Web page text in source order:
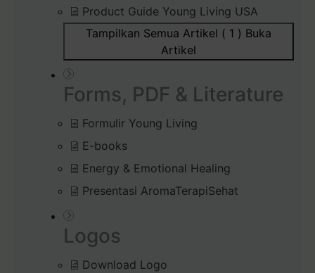
Product Guide Young Living USA
Tampilkan Semua Artikel ( 1 ) Buka
Artikel
Forms, PDF & Literature
Formulir Young Living
E-books
Energy & Emotional Healing
Presentasi AromaTerapiSehat
Logos
Download Logo